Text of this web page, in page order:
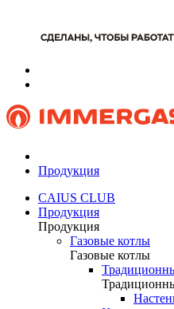
Продукция
CAIUS CLUB
Продукция
Продукция
Газовые котлы
Газовые котлы